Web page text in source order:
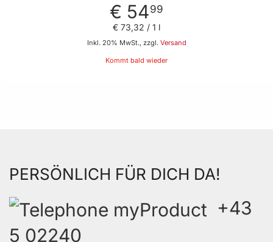
€ 5499
Inkl. 20% MwSt., zzgl. Versand
€ 73,32 / 1 l
Kommt bald wieder
PERSÖNLICH FÜR DICH DA!
+43
5 02240